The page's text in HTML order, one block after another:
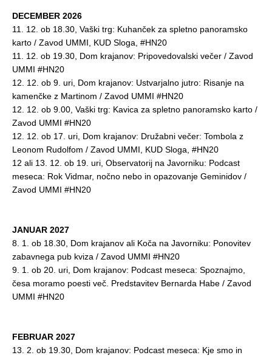
DECEMBER 2026
11. 12. ob 18.30, Vaški trg: Kuhanček za spletno panoramsko
karto / Zavod UMMI, KUD Sloga, #HN20
11. 12. ob 19.30, Dom krajanov: Pripovedovalski večer / Zavod
UMMI #HN20
12. 12. ob 9. uri, Dom krajanov: Ustvarjalno jutro: Risanje na
kamenčke z Martinom / Zavod UMMI #HN20
12. 12. ob 9.00, Vaški trg: Kavica za spletno panoramsko karto /
Zavod UMMI #HN20
12. 12. ob 17. uri, Dom krajanov: Družabni večer: Tombola z
Leonom Rudolfom / Zavod UMMI, KUD Sloga, #HN20
12 ali 13. 12. ob 19. uri, Observatorij na Javorniku: Podcast
meseca: Rok Vidmar, nočno nebo in opazovanje Geminidov /
Zavod UMMI #HN20
JANUAR 2027
8. 1. ob 18.30, Dom krajanov ali Koča na Javorniku: Ponovitev
zabavnega pub kviza / Zavod UMMI #HN20
9. 1. ob 20. uri, Dom krajanov: Podcast meseca: Spoznajmo,
česa moramo poesti več. Predstavitev Bernarda Habe / Zavod
UMMI #HN20
FEBRUAR 2027
13. 2. ob 19.30, Dom krajanov: Podcast meseca: Kje smo in